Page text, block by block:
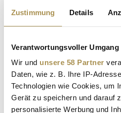
Zustimmung Details
Verantwortungsvoller Umgang
Wir und unsere 58 Partner
Daten, wie z. B. Ihre IP-
Technologien wie Cookies, um
Gerät zu speichern und darauf
personalisierte Werbung und
Kommentar
Autor:*